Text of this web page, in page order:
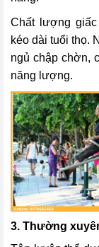
Chất lượng
kéo dài tuổi thọ.
ngủ chập chờn,
năng lượng.
3. Thường